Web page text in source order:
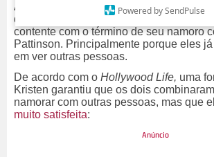
Powered by SendPulse
Apesar de ter aparecido toda sorridente
de carro recentemente, Kristen Stewart
contente com o término de seu namoro
Pattinson. Principalmente porque eles
em ver outras pessoas.
De acordo com o Hollywood Life, uma
Kristen garantiu que os dois
namorar com outras pessoas, mas que
muito satisfeita: